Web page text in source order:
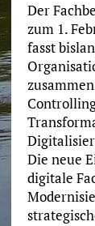
Der
zum 1.
fasst
Die neue
digitale